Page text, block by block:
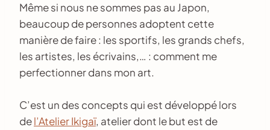
Même si nous ne sommes pas au Japon,
beaucoup de personnes adoptent cette
manière de faire : les sportifs, les grands chefs,
les artistes, les écrivains,… : comment me
perfectionner dans mon art.
C’est un des concepts qui est développé lors
del’Atelier Ikigaï, atelier dont le but est de